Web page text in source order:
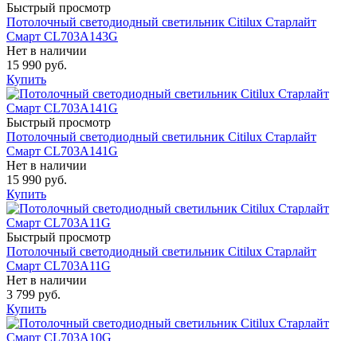
Быстрый просмотр
Потолочный светодиодный светильник Citilux Старлайт
Смарт CL703A143G
Нет в наличии
15 990 руб.
Купить
Быстрый просмотр
Потолочный светодиодный светильник Citilux Старлайт
Смарт CL703A141G
Нет в наличии
15 990 руб.
Купить
Быстрый просмотр
Потолочный светодиодный светильник Citilux Старлайт
Смарт CL703A11G
Нет в наличии
3 799 руб.
Купить